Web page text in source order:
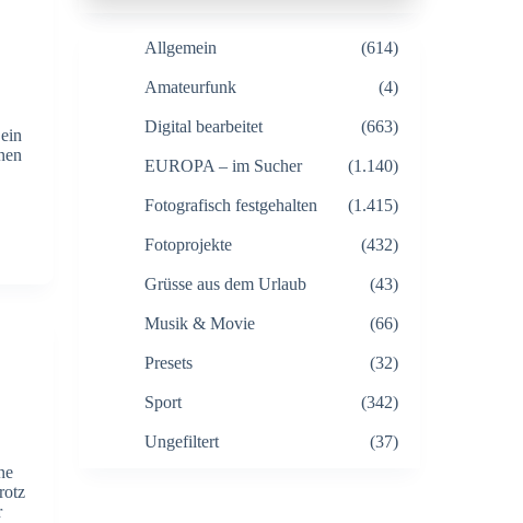
Allgemein (614)
Amateurfunk (4)
Digital bearbeitet (663)
EUROPA – im Sucher (1.140)
Fotografisch festgehalten (1.415)
Fotoprojekte (432)
Grüsse aus dem Urlaub (43)
Musik & Movie (66)
Presets (32)
Sport (342)
Ungefiltert (37)